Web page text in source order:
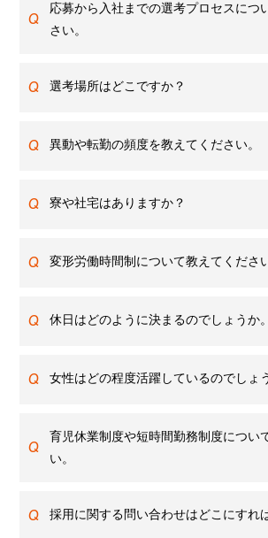
Q
応募から入社までの選考プロセスにつ
さい。
Q 選考場所はどこですか？
Q 異動や転勤の頻度を教えてください。
Q 寮や社宅はありますか？
Q 変形労働時間制について教えてくださ
Q 休日はどのように決まるのでしょうか。
Q 女性はどの程度活躍しているのでしょ
Q
育児休業制度や短時間勤務制度につい
い。
Q 採用に関する問い合わせはどこにすれ